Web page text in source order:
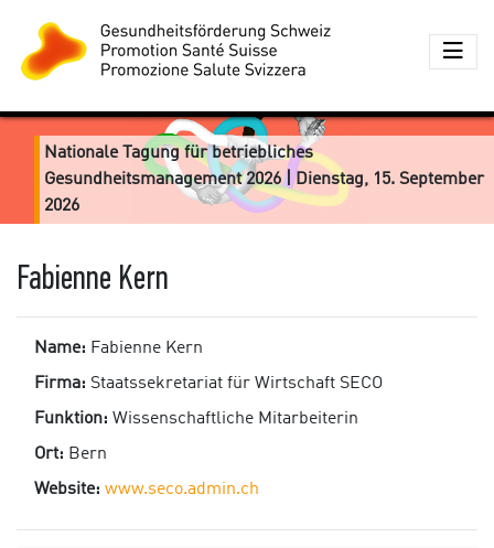
Nationale Tagung für betriebliches
Gesundheitsmanagement 2026 | Dienstag, 15. September
2026
Fabienne Kern
Name: Fabienne Kern
Firma: Staatssekretariat für Wirtschaft SECO
Funktion: Wissenschaftliche Mitarbeiterin
Ort: Bern
Website: www.seco.admin.ch